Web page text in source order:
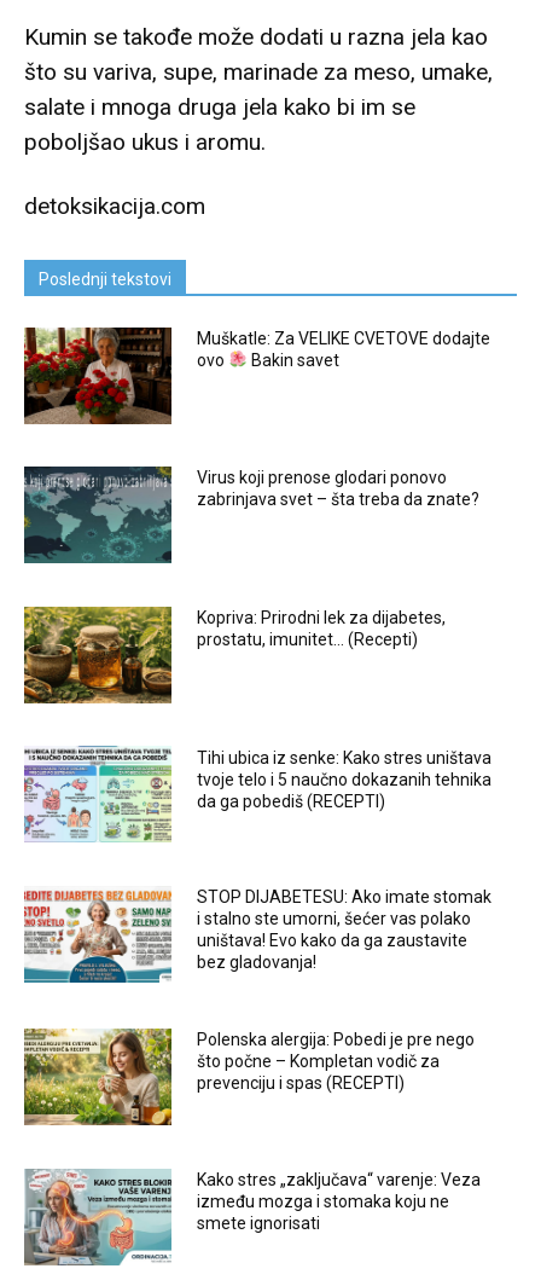
Kumin se takođe može dodati u razna jela kao
što su variva, supe, marinade za meso, umake,
salate i mnoga druga jela kako bi im se
poboljšao ukus i aromu.
detoksikacija.com
Poslednji tekstovi
Muškatle: Za VELIKE CVETOVE dodajte
ovo
Bakin savet
Virus koji prenose glodari ponovo
zabrinjava svet – šta treba da znate?
Kopriva: Prirodni lek za dijabetes,
prostatu, imunitet… (Recepti)
Tihi ubica iz senke: Kako stres uništava
tvoje telo i 5 naučno dokazanih tehnika
da ga pobediš (RECEPTI)
STOP DIJABETESU: Ako imate stomak
i stalno ste umorni, šećer vas polako
uništava! Evo kako da ga zaustavite
bez gladovanja!
Polenska alergija: Pobedi je pre nego
što počne – Kompletan vodič za
prevenciju i spas (RECEPTI)
Kako stres „zaključava“ varenje: Veza
između mozga i stomaka koju ne
smete ignorisati